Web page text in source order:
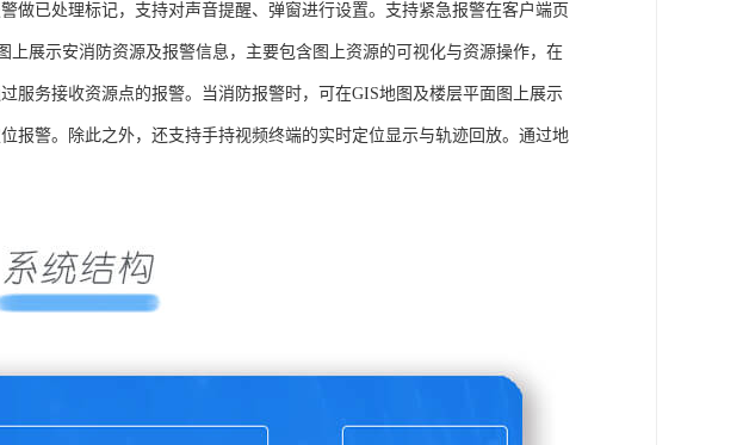
做已处理标记，支持对声音提醒、弹窗进行设置。支持紧急报警在客户端页
上展示安消防资源及报警信息，主要包含图上资源的可视化与资源操作，在
服务接收资源点的报警。当消防报警时，可在GIS地图及楼层平面图上展示
报警。除此之外，还支持手持视频终端的实时定位显示与轨迹回放。通过地